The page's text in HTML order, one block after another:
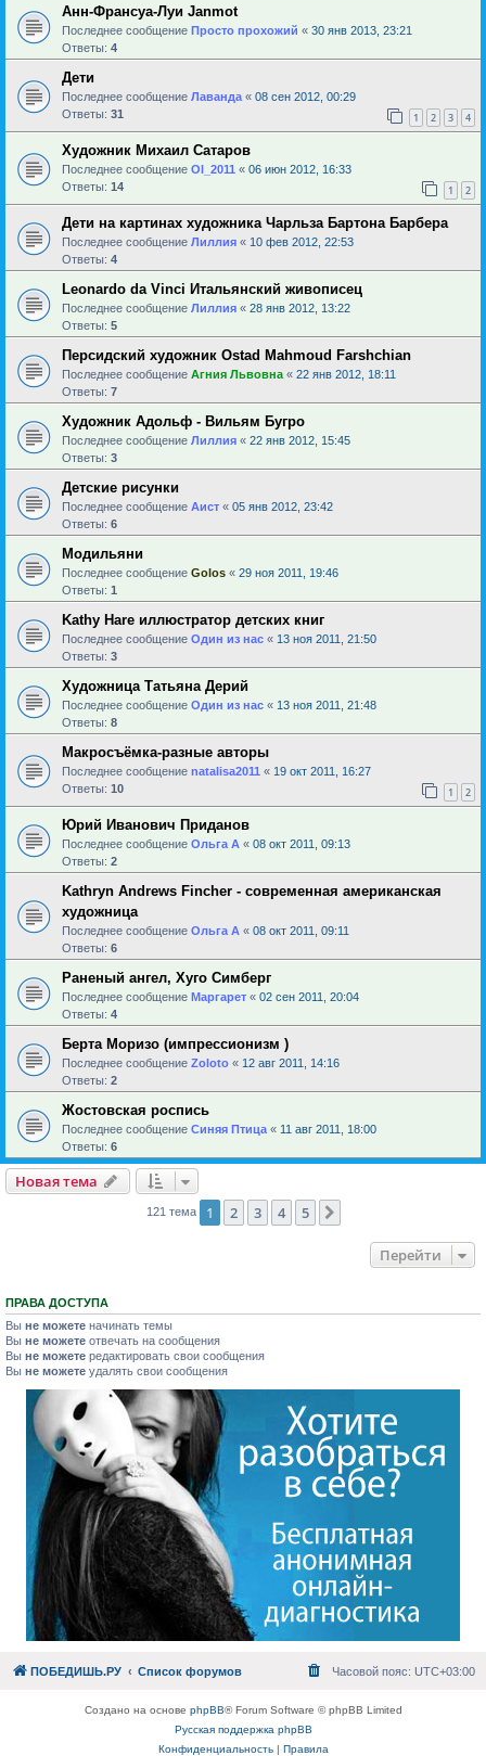
Анн-Франсуа-Луи Janmot
Последнее сообщение Просто прохожий « 30 янв 2013, 23:21
Ответы: 4
Дети
Последнее сообщение Лаванда « 08 сен 2012, 00:29
Ответы: 31 1 2 3 4
Художник Михаил Сатаров
Последнее сообщение Ol_2011 « 06 июн 2012, 16:33
Ответы: 14 1 2
Дети на картинах художника Чарльза Бартона Барбера
Последнее сообщение Лиллия « 10 фев 2012, 22:53
Ответы: 4
Leonardo da Vinci Итальянский живописец
Последнее сообщение Лиллия « 28 янв 2012, 13:22
Ответы: 5
Персидский художник Ostad Mahmoud Farshchian
Последнее сообщение Агния Львовна « 22 янв 2012, 18:11
Ответы: 7
Художник Адольф - Вильям Бугро
Последнее сообщение Лиллия « 22 янв 2012, 15:45
Ответы: 3
Детские рисунки
Последнее сообщение Аист « 05 янв 2012, 23:42
Ответы: 6
Модильяни
Последнее сообщение Golos « 29 ноя 2011, 19:46
Ответы: 1
Kathy Hare иллюстратор детских книг
Последнее сообщение Один из нас « 13 ноя 2011, 21:50
Ответы: 3
Художница Татьяна Дерий
Последнее сообщение Один из нас « 13 ноя 2011, 21:48
Ответы: 8
Макросъёмка-разные авторы
Последнее сообщение natalisa2011 « 19 окт 2011, 16:27
Ответы: 10 1 2
Юрий Иванович Приданов
Последнее сообщение Ольга А « 08 окт 2011, 09:13
Ответы: 2
Kathryn Andrews Fincher - современная американская
художница
Последнее сообщение Ольга А « 08 окт 2011, 09:11
Ответы: 6
Раненый ангел, Хуго Симберг
Последнее сообщение Маргарет « 02 сен 2011, 20:04
Ответы: 4
Берта Моризо (импрессионизм )
Последнее сообщение Zoloto « 12 авг 2011, 14:16
Ответы: 2
Жостовская роспись
Последнее сообщение Синяя Птица « 11 авг 2011, 18:00
Ответы: 6
Новая тема
121 тема 1 2 3 4 5
Перейти
ПРАВА ДОСТУПА
Вы не можете начинать темы
Вы не можете отвечать на сообщения
Вы не можете редактировать свои сообщения
Вы не можете удалять свои сообщения
ПОБЕДИШЬ.РУ Список форумов Часовой пояс: UTC+03:00
Создано на основе phpBB® Forum Software © phpBB Limited
Русская поддержка phpBB
Конфиденциальность| Правила